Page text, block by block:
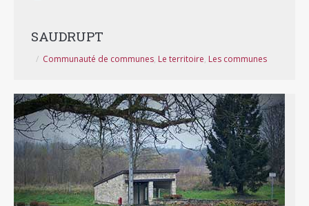
SAUDRUPT
Communauté de communes, Le territoire, Les communes